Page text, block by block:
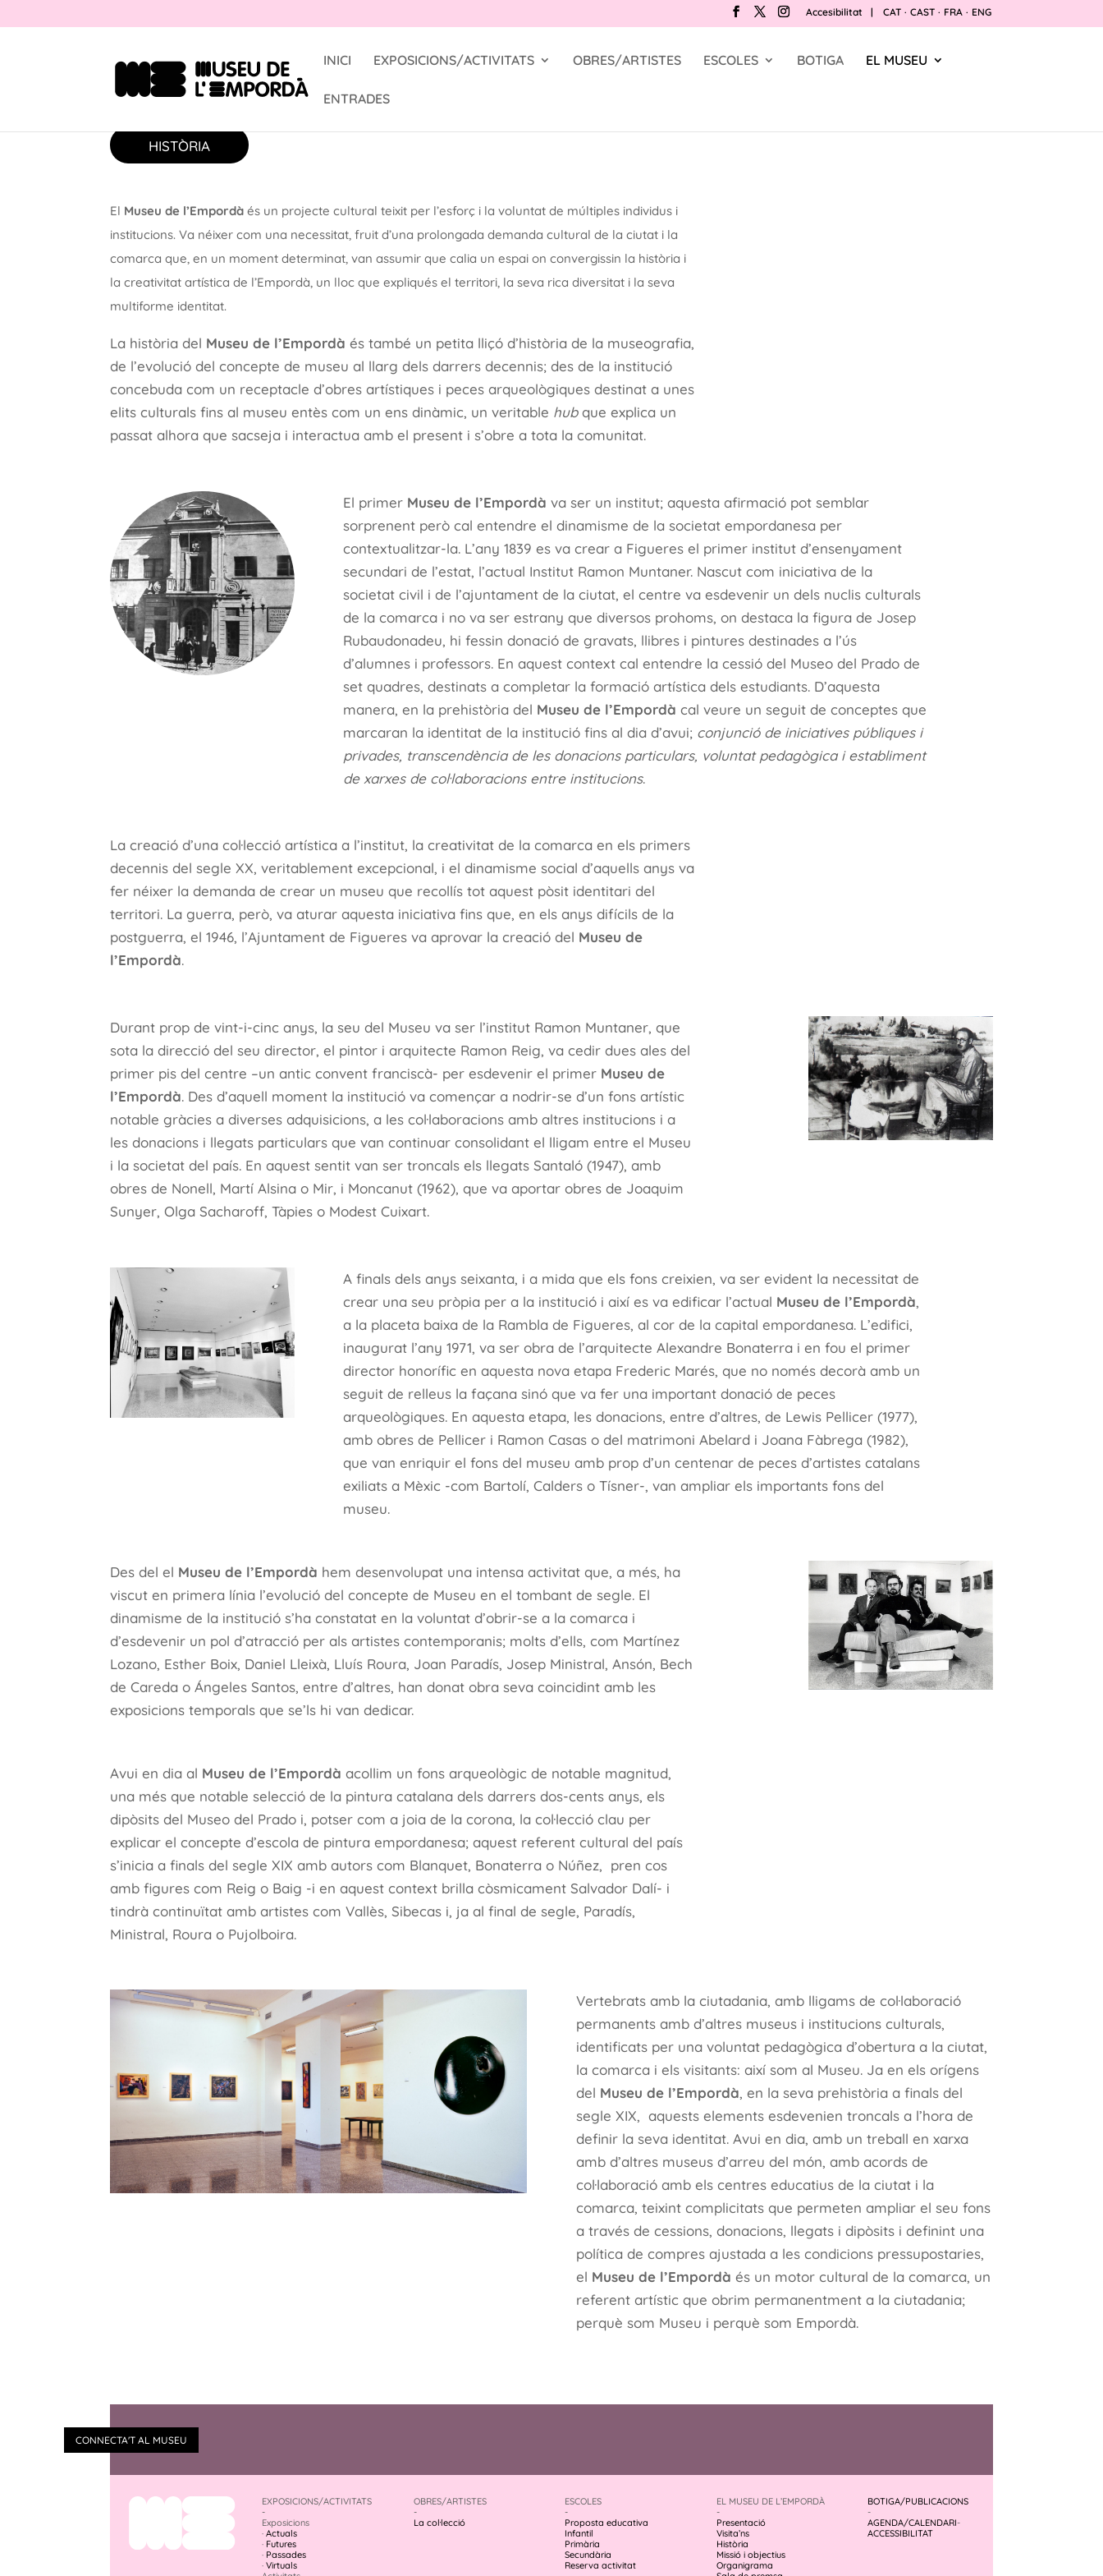
Accesibilitat | CAT · CAST · FRA · ENG
INICI EXPOSICIONS/ACTIVITATS OBRES/ARTISTES ESCOLES BOTIGA EL MUSEU
ENTRADES
HISTÒRIA
El Museu de l’Empordà és un projecte cultural teixit per l’esforç i la voluntat de múltiples individus i
institucions. Va néixer com una necessitat, fruit d’una prolongada demanda cultural de la ciutat i la
comarca que, en un moment determinat, van assumir que calia un espai on convergissin la història i
la creativitat artística de l’Empordà, un lloc que expliqués el territori, la seva rica diversitat i la seva
multiforme identitat.
La història del Museu de l’Empordà és també un petita lliçó d’història de la museografia,
de l’evolució del concepte de museu al llarg dels darrers decennis; des de la institució
concebuda com un receptacle d’obres artístiques i peces arqueològiques destinat a unes
elits culturals fins al museu entès com un ens dinàmic, un veritable hubque explica un
passat alhora que sacseja i interactua amb el present i s’obre a tota la comunitat.
El primer Museu de l’Empordà va ser un institut; aquesta afirmació pot semblar
sorprenent però cal entendre el dinamisme de la societat empordanesa per
contextualitzar-la. L’any 1839 es va crear a Figueres el primer institut d’ensenyament
secundari de l’estat, l’actual Institut Ramon Muntaner. Nascut com iniciativa de la
societat civil i de l’ajuntament de la ciutat, el centre va esdevenir un dels nuclis culturals
de la comarca i no va ser estrany que diversos prohoms, on destaca la figura de Josep
Rubaudonadeu, hi fessin donació de gravats, llibres i pintures destinades a l’ús
d’alumnes i professors. En aquest context cal entendre la cessió del Museo del Prado de
set quadres, destinats a completar la formació artística dels estudiants. D’aquesta
manera, en la prehistòria del Museu de l’Empordà cal veure un seguit de conceptes que
marcaran la identitat de la institució fins al dia d’avui; conjunció de iniciatives públiques i
privades, transcendència de les donacions particulars, voluntat pedagògica i establiment
de xarxes de col·laboracions entre institucions.
La creació d’una col·lecció artística a l’institut, la creativitat de la comarca en els primers
decennis del segle XX, veritablement excepcional, i el dinamisme social d’aquells anys va
fer néixer la demanda de crear un museu que recollís tot aquest pòsit identitari del
territori. La guerra, però, va aturar aquesta iniciativa fins que, en els anys difícils de la
postguerra, el 1946, l’Ajuntament de Figueres va aprovar la creació del Museu de
l’Empordà.
Durant prop de vint-i-cinc anys, la seu del Museu va ser l’institut Ramon Muntaner, que
sota la direcció del seu director, el pintor i arquitecte Ramon Reig, va cedir dues ales del
primer pis del centre –un antic convent franciscà- per esdevenir el primer Museu de
l’Empordà. Des d’aquell moment la institució va començar a nodrir-se d’un fons artístic
notable gràcies a diverses adquisicions, a les col·laboracions amb altres institucions i a
les donacions i llegats particulars que van continuar consolidant el lligam entre el Museu
i la societat del país. En aquest sentit van ser troncals els llegats Santaló (1947), amb
obres de Nonell, Martí Alsina o Mir, i Moncanut (1962), que va aportar obres de Joaquim
Sunyer, Olga Sacharoff, Tàpies o Modest Cuixart.
A finals dels anys seixanta, i a mida que els fons creixien, va ser evident la necessitat de
crear una seu pròpia per a la institució i així es va edificar l’actual Museu de l’Empordà,
a la placeta baixa de la Rambla de Figueres, al cor de la capital empordanesa. L’edifici,
inaugurat l’any 1971, va ser obra de l’arquitecte Alexandre Bonaterra i en fou el primer
director honorífic en aquesta nova etapa Frederic Marés, que no només decorà amb un
seguit de relleus la façana sinó que va fer una important donació de peces
arqueològiques. En aquesta etapa, les donacions, entre d’altres, de Lewis Pellicer (1977),
amb obres de Pellicer i Ramon Casas o del matrimoni Abelard i Joana Fàbrega (1982),
que van enriquir el fons del museu amb prop d’un centenar de peces d’artistes catalans
exiliats a Mèxic -com Bartolí, Calders o Tísner-, van ampliar els importants fons del
museu.
Des del el Museu de l’Empordà hem desenvolupat una intensa activitat que, a més, ha
viscut en primera línia l’evolució del concepte de Museu en el tombant de segle. El
dinamisme de la institució s’ha constatat en la voluntat d’obrir-se a la comarca i
d’esdevenir un pol d’atracció per als artistes contemporanis; molts d’ells, com Martínez
Lozano, Esther Boix, Daniel Lleixà, Lluís Roura, Joan Paradís, Josep Ministral, Ansón, Bech
de Careda o Ángeles Santos, entre d’altres, han donat obra seva coincidint amb les
exposicions temporals que se’ls hi van dedicar.
Avui en dia al Museu de l’Empordà acollim un fons arqueològic de notable magnitud,
una més que notable selecció de la pintura catalana dels darrers dos-cents anys, els
dipòsits del Museo del Prado i, potser com a joia de la corona, la col·lecció clau per
explicar el concepte d’escola de pintura empordanesa; aquest referent cultural del país
s’inicia a finals del segle XIX amb autors com Blanquet, Bonaterra o Núñez,
pren cos
amb figures com Reig o Baig -i en aquest context brilla còsmicament Salvador Dalí- i
tindrà continuïtat amb artistes com Vallès, Sibecas i, ja al final de segle, Paradís,
Ministral, Roura o Pujolboira.
Vertebrats amb la ciutadania, amb lligams de col·laboració
permanents amb d’altres museus i institucions culturals,
identificats per una voluntat pedagògica d’obertura a la ciutat,
la comarca i els visitants: així som al Museu. Ja en els orígens
del Museu de l’Empordà, en la seva prehistòria a finals del
segle XIX, aquests elements esdevenien troncals a l’hora de
definir la seva identitat. Avui en dia, amb un treball en xarxa
amb d’altres museus d’arreu del món, amb acords de
col·laboració amb els centres educatius de la ciutat i la
comarca, teixint complicitats que permeten ampliar el seu fons
a través de cessions, donacions, llegats i dipòsits i definint una
política de compres ajustada a les condicions pressupostaries,
el Museu de l’Empordà és un motor cultural de la comarca, un
referent artístic que obrim permanentment a la ciutadania;
perquè som Museu i perquè som Empordà.
CONNECTA'T AL MUSEU
EXPOSICIONS/ACTIVITATS
-
Exposicions
· Actuals
· Futures
· Passades
· Virtuals
OBRES/ARTISTES
-
La col·lecció
ESCOLES
-
Proposta educativa
Infantil
Primària
Secundària
Reserva activitat
EL MUSEU DE L’EMPORDÀ
-
Presentació
Visita’ns
Història
Missió i objectius
Organigrama
BOTIGA/PUBLICACIONS
-
AGENDA/CALENDARI-
ACCESSIBILITAT